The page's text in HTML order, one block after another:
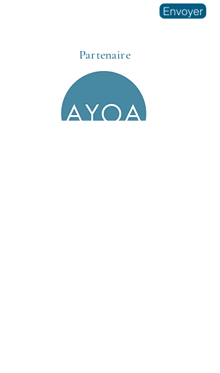
Envoyer
Partenaire